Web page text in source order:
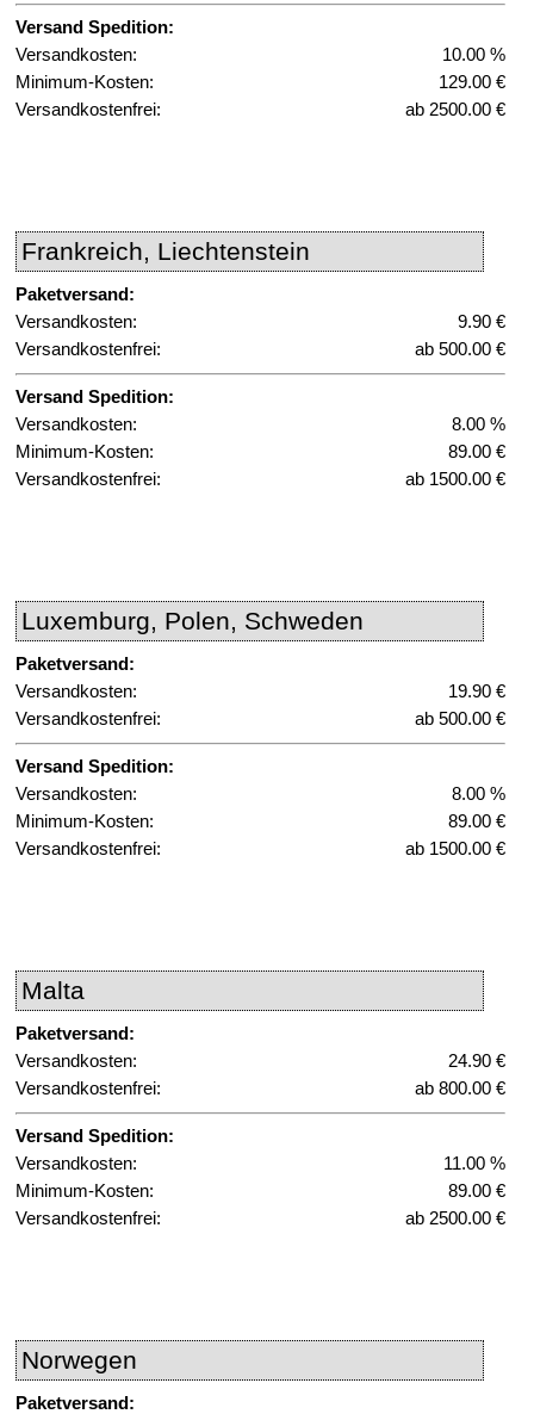
Versand Spedition:
Versandkosten:
10.00 %
Minimum-Kosten:
129.00 €
Versandkostenfrei:
ab 2500.00 €
Frankreich, Liechtenstein
Paketversand:
Versandkosten:
9.90 €
Versandkostenfrei:
ab 500.00 €
Versand Spedition:
Versandkosten:
8.00 %
Minimum-Kosten:
89.00 €
Versandkostenfrei:
ab 1500.00 €
Luxemburg, Polen, Schweden
Paketversand:
Versandkosten:
19.90 €
Versandkostenfrei:
ab 500.00 €
Versand Spedition:
Versandkosten:
8.00 %
Minimum-Kosten:
89.00 €
Versandkostenfrei:
ab 1500.00 €
Malta
Paketversand:
Versandkosten:
24.90 €
Versandkostenfrei:
ab 800.00 €
Versand Spedition:
Versandkosten:
11.00 %
Minimum-Kosten:
89.00 €
Versandkostenfrei:
ab 2500.00 €
Norwegen
Paketversand: